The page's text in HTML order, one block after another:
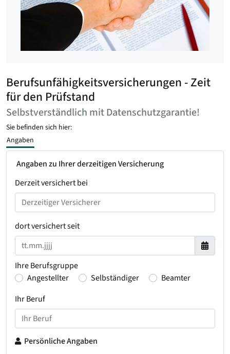
Berufsunfähigkeitsversicherungen - Zeit
für den Prüfstand
Selbstverständlich mit Datenschutzgarantie!
Sie befinden sich hier:
Angaben
Angaben zu Ihrer derzeitigen Versicherung
Derzeit versichert bei
dort versichert seit
Ihre Berufsgruppe
Angestellter
Selbständiger
Beamter
Ihr Beruf
Persönliche Angaben